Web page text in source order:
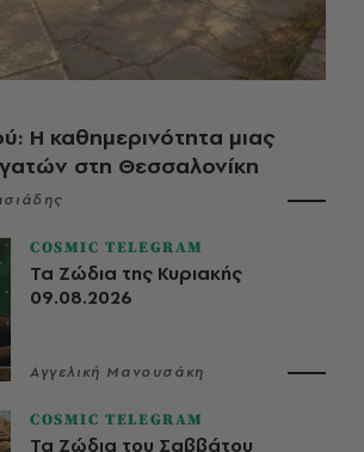
Η καθημερινότητα μιας
γατών στη Θεσσαλονίκη
COSMIC TELEGRAM
Τα Ζώδια της Κυριακής
09.08.2026
Αγγελική Μανουσάκη
COSMIC TELEGRAM
Τα Ζώδια του Σαββάτου